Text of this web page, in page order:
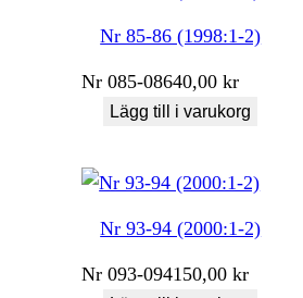
Nr 85-86 (1998:1-2)
Nr 085-08640,00kr
Lägg till i varukorg
Nr 93-94 (2000:1-2)
Nr 093-094150,00kr